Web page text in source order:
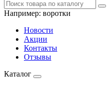
Например: воротки
Новости
Акции
Контакты
Отзывы
Каталог